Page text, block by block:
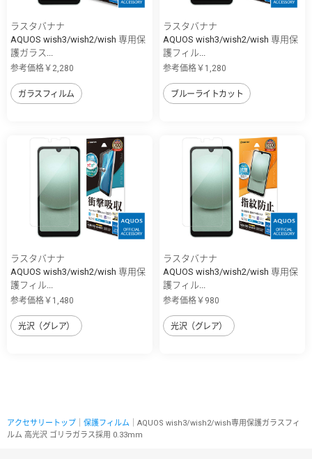
ラスタバナナ
AQUOS wish3/wish2/wish 専用保
護ガラス...
参考価格￥2,280
ガラスフィルム
ラスタバナナ
AQUOS wish3/wish2/wish 専用保
護フィル...
参考価格￥1,280
ブルーライトカット
ラスタバナナ
AQUOS wish3/wish2/wish 専用保
護フィル...
参考価格￥1,480
光沢（グレア）
ラスタバナナ
AQUOS wish3/wish2/wish 専用保
護フィル...
参考価格￥980
光沢（グレア）
アクセサリートップ 保護フィルム ｜AQUOS wish3/wish2/wish専用保護ガラスフィ
ルム 高光沢 ゴリラガラス採用 0.33mm